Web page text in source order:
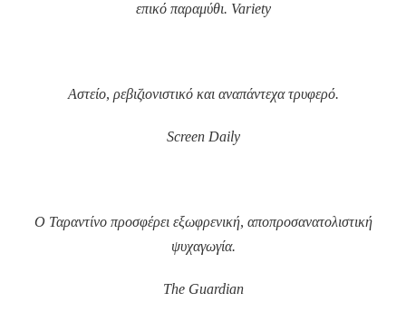
επικό παραμύθι. Variety
Αστείο, ρεβιζιονιστικό και αναπάντεχα τρυφερό.
Screen Daily
Ο Ταραντίνο προσφέρει εξωφρενική, αποπροσανατολιστική
ψυχαγωγία.
The Guardian